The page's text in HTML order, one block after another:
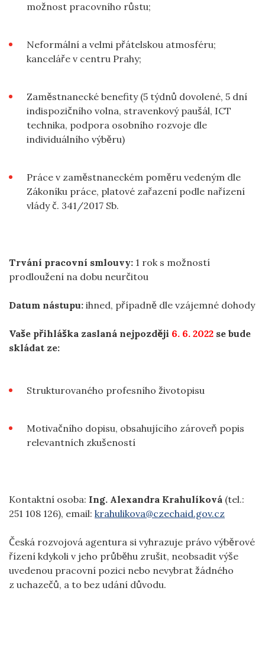
možnost pracovního růstu;
Neformální a velmi přátelskou atmosféru;
kanceláře v centru Prahy;
Zaměstnanecké benefity (5 týdnů dovolené, 5 dní
indispozičního volna, stravenkový paušál, ICT
technika, podpora osobního rozvoje dle
individuálního výběru)
Práce v zaměstnaneckém poměru vedeným dle
Zákoníku práce, platové zařazení podle nařízení
vlády č. 341/2017 Sb.
Trvání pracovní smlouvy: 1 rok s možností
prodloužení na dobu neurčitou
Datum nástupu: ihned, případně dle vzájemné dohody
Vaše přihláška zaslaná nejpozději 6. 6. 2022 se bude
skládat ze:
Strukturovaného profesního životopisu
Motivačního dopisu, obsahujícího zároveň popis
relevantních zkušeností
Kontaktní osoba: Ing. Alexandra Krahulíková (tel.:
251 108 126), email: krahulikova@czechaid.gov.cz
Česká rozvojová agentura si vyhrazuje právo výběrové
řízení kdykoli v jeho průběhu zrušit, neobsadit výše
uvedenou pracovní pozici nebo nevybrat žádného
z uchazečů, a to bez udání důvodu.